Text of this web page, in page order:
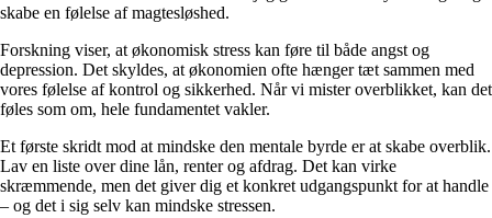
skabe en følelse af magtesløshed.
Forskning viser, at økonomisk stress kan føre til både angst og
depression. Det skyldes, at økonomien ofte hænger tæt sammen med
vores følelse af kontrol og sikkerhed. Når vi mister overblikket, kan det
føles som om, hele fundamentet vakler.
Et første skridt mod at mindske den mentale byrde er at skabe overblik.
Lav en liste over dine lån, renter og afdrag. Det kan virke
skræmmende, men det giver dig et konkret udgangspunkt for at handle
– og det i sig selv kan mindske stressen.